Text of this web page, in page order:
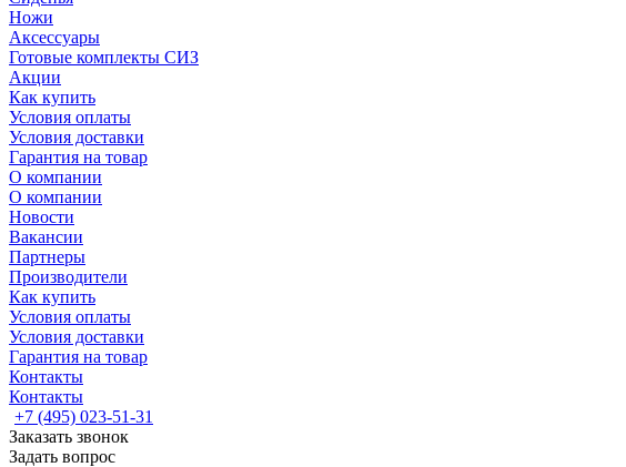
Ножи
Аксессуары
Готовые комплекты СИЗ
Акции
Как купить
Условия оплаты
Условия доставки
Гарантия на товар
О компании
О компании
Новости
Вакансии
Партнеры
Производители
Как купить
Условия оплаты
Условия доставки
Гарантия на товар
Контакты
Контакты
+7 (495) 023-51-31
Заказать звонок
Задать вопрос